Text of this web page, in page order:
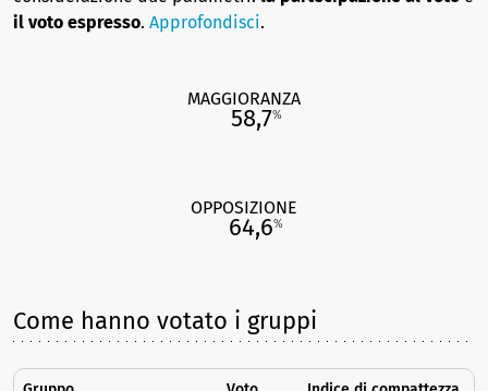
il voto espresso. Approfondisci.
MAGGIORANZA
58,7%
OPPOSIZIONE
64,6%
Come hanno votato i gruppi